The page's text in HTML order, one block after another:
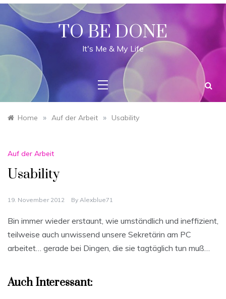
Skip
content
TO BE DONE
It's Me & My Life
Home » Auf der Arbeit » Usability
Auf der Arbeit
Usability
19. November 2012 By Alexblue71
Bin immer wieder erstaunt, wie umständlich und ineffizient,
teilweise auch unwissend unsere Sekretärin am PC
arbeitet… gerade bei Dingen, die sie tagtäglich tun muß…
Auch Interessant: